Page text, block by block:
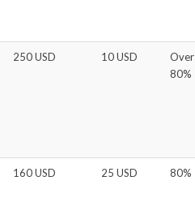
250 USD 10 USD
Over
80%
160 USD 25 USD 80%